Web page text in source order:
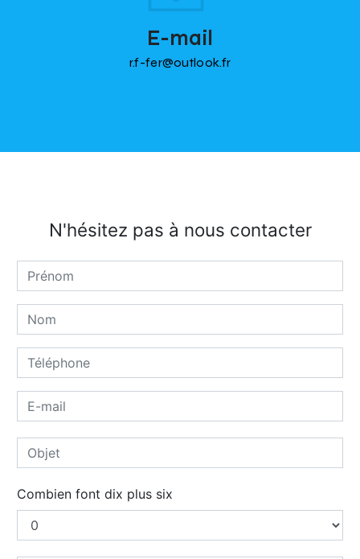
E-mail
r.f-fer@outlook.fr
N'hésitez pas à nous contacter
Combien font dix plus six